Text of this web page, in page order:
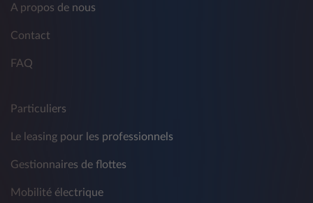
A propos de nous
Contact
FAQ
Particuliers
Le leasing pour les professionnels
Gestionnaires de flottes
Mobilité électrique